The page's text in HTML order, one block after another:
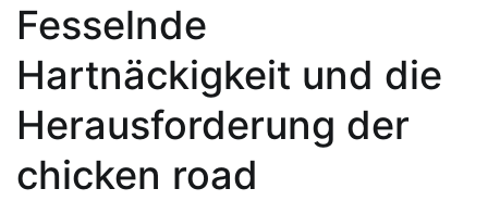
Fesselnde
Hartnäckigkeit und die
Herausforderung der
chicken road